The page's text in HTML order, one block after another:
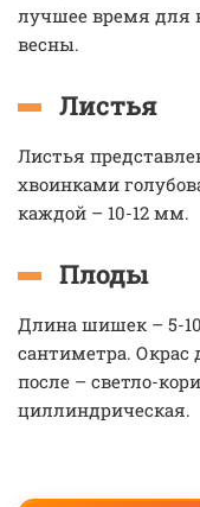
лучшее время для
весны.
Листья
Листья
хвоинками
каждой – 10-12 мм.
Плоды
Длина шишек – 5-
сантиметра. Окрас
после – светло-
циллиндрическая.